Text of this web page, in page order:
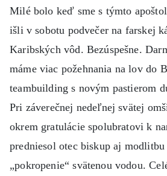
Milé bolo keď sme s týmto
išli v sobotu podvečer na farskej
Karibských vôd. Bezúspešne.
máme viac požehnania na lov do
teambuilding s novým pastierom
Pri záverečnej nedeľnej svätej
okrem gratulácie spolubratovi k
predniesol otec biskup aj modlitbu
„pokropenie“ svätenou vodou.